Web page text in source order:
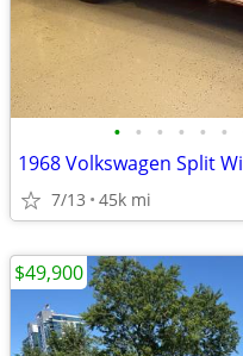
• • • • • •
7/13 45k mi
$49,900